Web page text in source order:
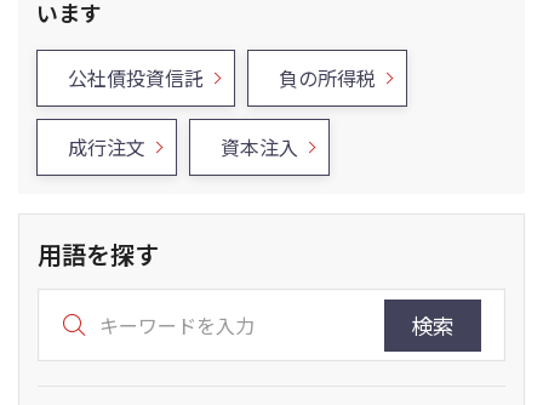
います
公社債投資信託 負の所得税
成行注文 資本注入
用語を探す
検索